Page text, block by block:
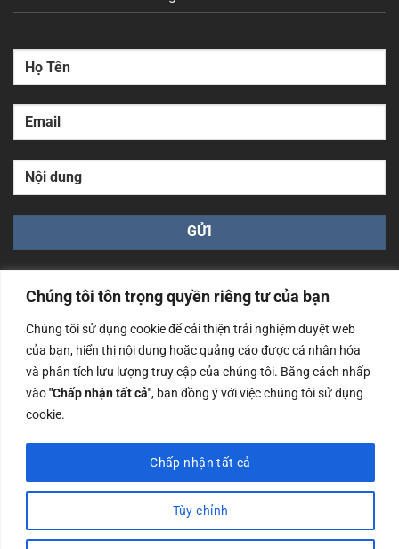
Chúng tôi tôn trọng quyền riêng tư của bạn
Chúng tôi sử dụng cookie để cải thiện trải nghiệm duyệt web
của bạn, hiển thị nội dung hoặc quảng cáo được cá nhân hóa
và phân tích lưu lượng truy cập của chúng tôi. Bằng cách nhấp
vào"Chấp nhận tất cả", bạn đồng ý với việc chúng tôi sử dụng
cookie.
Tùy chỉnh
Chấp nhận tất cả
Công ty TNHH Nam Bình Xương - Số ĐKKD: 0108783483
cấp ngày 14/06/2019 bởi Sở Kế Hoạch và Đầu Tư Tp. Hà
Nội
Copyrights @2023 Nam Binh Xuong. All Rights Reserved